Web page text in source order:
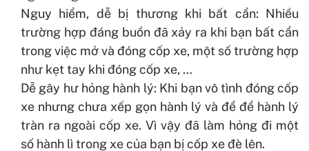
Nguy hiểm, dễ bị thương khi bất cẩn: Nhiều
trường hợp đáng buồn đã xảy ra khi bạn bất cẩn
trong việc mở và đóng cốp xe, một số trường hợp
như kẹt tay khi đóng cốp xe, …
Dễ gây hư hỏng hành lý: Khi bạn vô tình đóng cốp
xe nhưng chưa xếp gọn hành lý và để để hành lý
tràn ra ngoài cốp xe. Vì vậy đã làm hỏng đi một
số hành lì trong xe của bạn bị cốp xe đè lên.